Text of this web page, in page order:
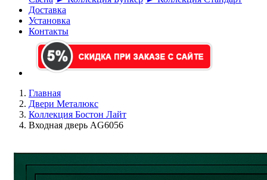
Доставка
Установка
Контакты
Главная
Двери Металюкс
Коллекция Бостон Лайт
Входная дверь AG6056